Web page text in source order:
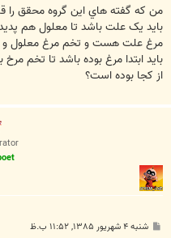
ت
من که گفته هاي اين گروه محقق را
بايد يک علت باشد تا معلول هم پديد
مرغ علت هست و تخم مرغ معلول و
بايد ابتدا مرغ بوده باشد تا تخم
از کجا بوده است؟
پ شنبه ۴ شهریور ۱۳۸۵, ۱۱:۵۲ ب.ظ